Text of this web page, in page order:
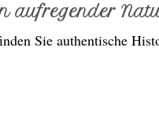
aufregender
Sie authentische